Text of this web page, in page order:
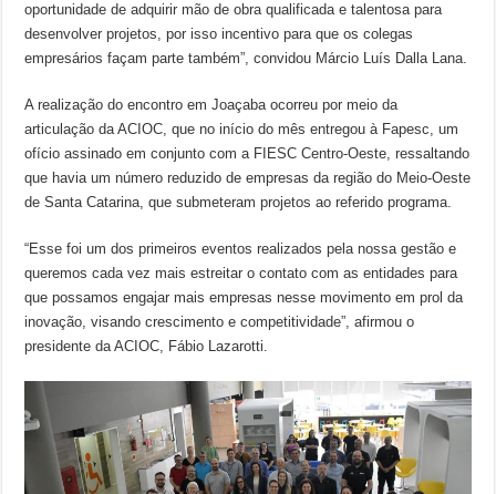
oportunidade de adquirir mão de obra qualificada e talentosa para
desenvolver projetos, por isso incentivo para que os colegas
empresários façam parte também”, convidou Márcio Luís Dalla Lana.
A realização do encontro em Joaçaba ocorreu por meio da
articulação da ACIOC, que no início do mês entregou à Fapesc, um
ofício assinado em conjunto com a FIESC Centro-Oeste, ressaltando
que havia um número reduzido de empresas da região do Meio-Oeste
de Santa Catarina, que submeteram projetos ao referido programa.
“Esse foi um dos primeiros eventos realizados pela nossa gestão e
queremos cada vez mais estreitar o contato com as entidades para
que possamos engajar mais empresas nesse movimento em prol da
inovação, visando crescimento e competitividade”, afirmou o
presidente da ACIOC, Fábio Lazarotti.